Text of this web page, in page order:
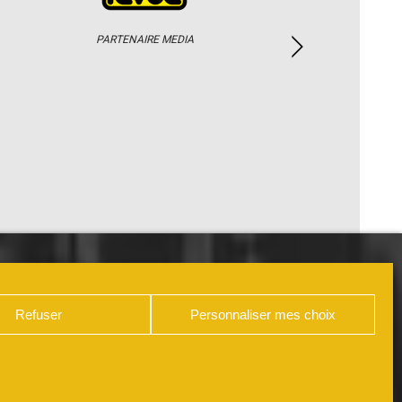
Refuser Personnaliser mes choix
PARTENAIRE MEDIA
PHOTOS / WEB TV PARTENAIRES